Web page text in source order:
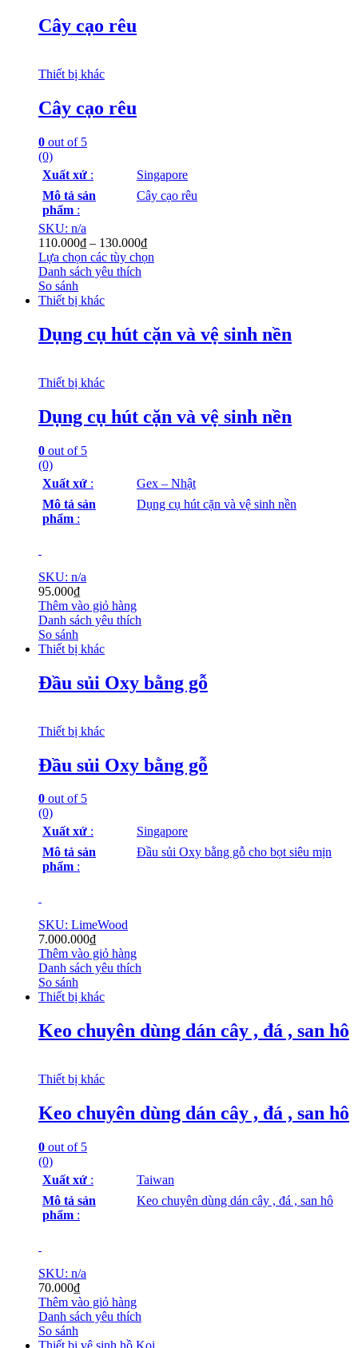
Cây cạo rêu
Thiết bị khác
Cây cạo rêu
0 out of 5
(0)
Xuất xứ :
Singapore
Mô tả sản
phẩm :
Cây cạo rêu
SKU: n/a
110.000₫ – 130.000₫
Lựa chọn các tùy chọn
Danh sách yêu thích
So sánh
Thiết bị khác
Dụng cụ hút cặn và vệ sinh nền
Thiết bị khác
Dụng cụ hút cặn và vệ sinh nền
0 out of 5
(0)
Xuất xứ :
Gex – Nhật
Mô tả sản
phẩm :
Dụng cụ hút cặn và vệ sinh nền
SKU: n/a
95.000₫
Thêm vào giỏ hàng
Danh sách yêu thích
So sánh
Thiết bị khác
Đầu sủi Oxy bằng gỗ
Thiết bị khác
Đầu sủi Oxy bằng gỗ
0 out of 5
(0)
Xuất xứ :
Singapore
Mô tả sản
phẩm :
Đầu sủi Oxy bằng gỗ cho bọt siêu mịn
SKU: LimeWood
7.000.000₫
Thêm vào giỏ hàng
Danh sách yêu thích
So sánh
Thiết bị khác
Keo chuyên dùng dán cây , đá , san hô
Thiết bị khác
Keo chuyên dùng dán cây , đá , san hô
0 out of 5
(0)
Xuất xứ :
Taiwan
Mô tả sản
phẩm :
Keo chuyên dùng dán cây , đá , san hô
SKU: n/a
70.000₫
Thêm vào giỏ hàng
Danh sách yêu thích
So sánh
Thiết bị vệ sinh hồ Koi